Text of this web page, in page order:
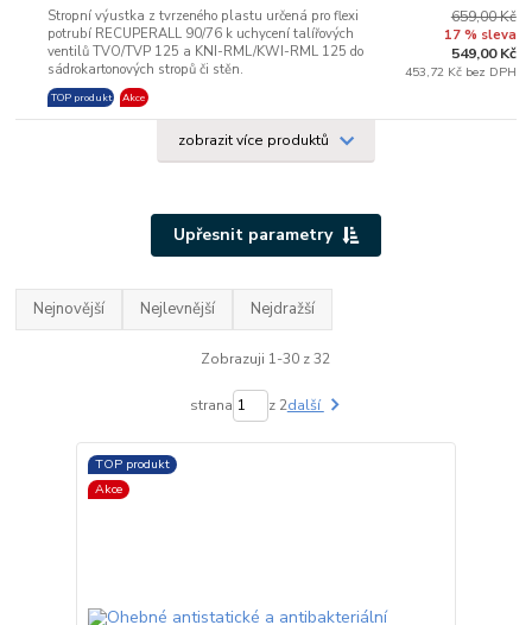
Stropní výustka z tvrzeného plastu určená pro flexi
potrubí RECUPERALL 90/76 k uchycení talířových
ventilů TVO/TVP 125 a KNI-RML/KWI-RML 125 do
sádrokartonových stropů či stěn.
TOP produkt Akce
659,00 Kč
17 % sleva
549,00 Kč
453,72 Kč bez DPH
zobrazit více produktů
Upřesnit parametry
Nejnovější Nejlevnější Nejdražší
Zobrazuji 1-30 z 32
strana z 2další
TOP produkt
Akce